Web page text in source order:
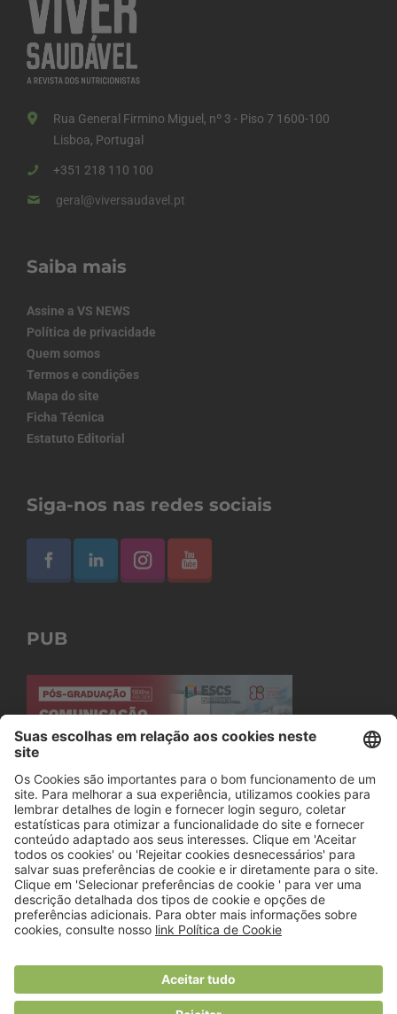
Rua General Firmino Miguel, nº 3 - Piso 7 1600-100
Lisboa, Portugal
+351 218 110 100
geral@viversaudavel.pt
Saiba mais
Assine a VS NEWS
Política de privacidade
Quem somos
Termos e condições
Mapa do site
Ficha Técnica
Estatuto Editorial
Siga-nos nas redes sociais
PUB
© 2018 Viver Saudável